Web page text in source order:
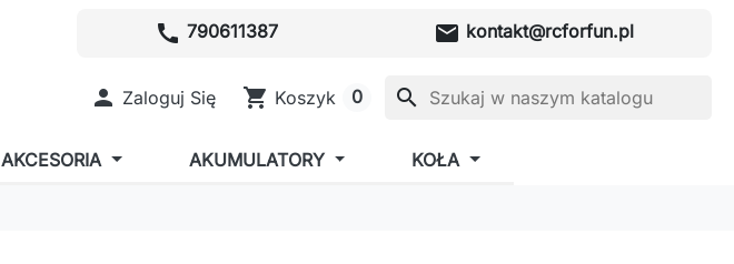
call 790611387 mail kontakt@rcforfun.pl
 Zaloguj Się shopping_cart Koszyk 0 search
AKCESORIA AKUMULATORY KOŁA